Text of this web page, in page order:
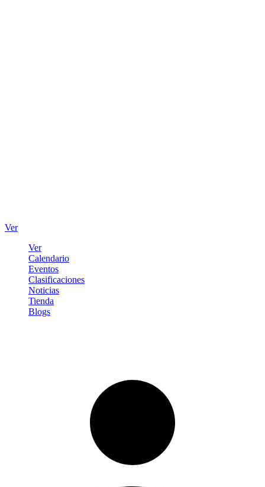
Ver
Ver
Calendario
Eventos
Clasificaciones
Noticias
Tienda
Blogs